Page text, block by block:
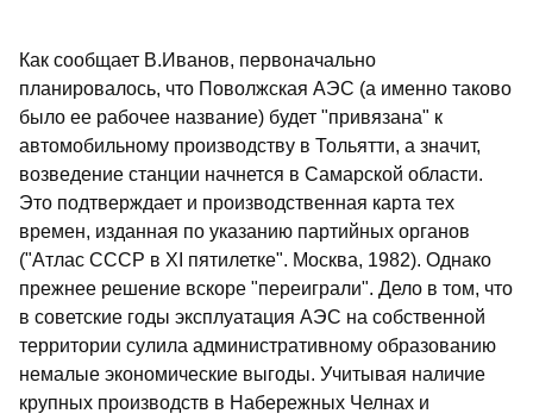
Как сообщает В.Иванов, первоначально
планировалось, что Поволжская АЭС (а именно таково
было ее рабочее название) будет "привязана" к
автомобильному производству в Тольятти, а значит,
возведение станции начнется в Самарской области.
Это подтверждает и производственная карта тех
времен, изданная по указанию партийных органов
("Атлас СССР в XI пятилетке". Москва, 1982). Однако
прежнее решение вскоре "переиграли". Дело в том, что
в советские годы эксплуатация АЭС на собственной
территории сулила административному образованию
немалые экономические выгоды. Учитывая наличие
крупных производств в Набережных Челнах и